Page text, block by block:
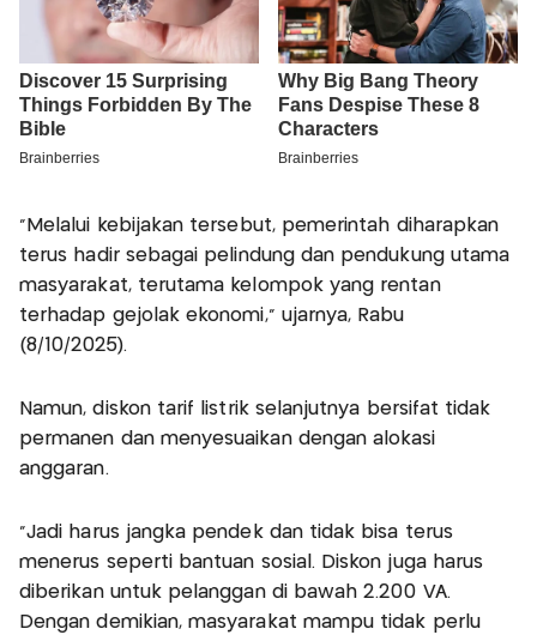
“Melalui kebijakan tersebut, pemerintah diharapkan
terus hadir sebagai pelindung dan pendukung utama
masyarakat, terutama kelompok yang rentan
terhadap gejolak ekonomi,” ujarnya, Rabu
(8/10/2025).
Namun, diskon tarif listrik selanjutnya bersifat tidak
permanen dan menyesuaikan dengan alokasi
anggaran.
“Jadi harus jangka pendek dan tidak bisa terus
menerus seperti bantuan sosial. Diskon juga harus
diberikan untuk pelanggan di bawah 2.200 VA.
Dengan demikian, masyarakat mampu tidak perlu